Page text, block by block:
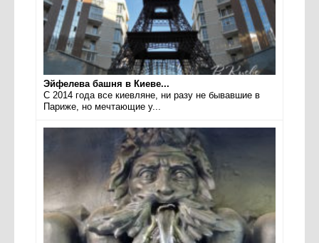
Эйфелева башня в Киеве...
С 2014 года все киевляне, ни разу не бывавшие в
Париже, но мечтающие у...